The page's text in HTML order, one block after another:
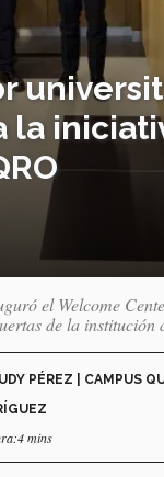
la
el Welcome
de la institución
PÉREZ | CAMPUS
mins